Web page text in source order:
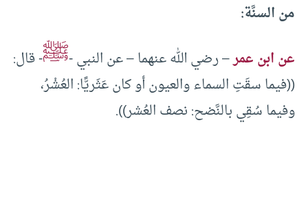
من السنَّة:
عن ابن عمر– رضي الله عنهما – عن النبي -ﷺ- قال:
((فيما سقَتِ السماء والعيون أو كان عَثَريًّا: العُشْرُ،
وفيما سُقِي بالنَّضح: نصف العُشر)).